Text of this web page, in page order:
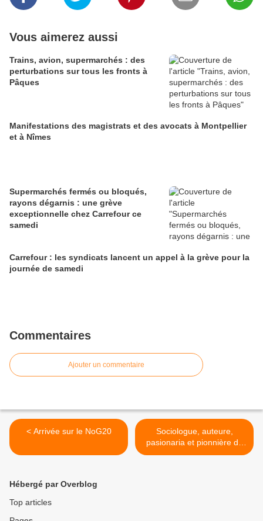
Vous aimerez aussi
Trains, avion, supermarchés : des
perturbations sur tous les fronts à
Pâques
Manifestations des magistrats et des avocats à Montpellier
et à Nîmes
Supermarchés fermés ou bloqués,
rayons dégarnis : une grève
exceptionnelle chez Carrefour ce
samedi
Carrefour : les syndicats lancent un appel à la grève pour la
journée de samedi
Commentaires
Ajouter un commentaire
< Arrivée sur le NoG20
Sociologue, auteure,
pasionaria et pionnière de
l’introduction du commerce
Hébergé par Overblog
Top articles